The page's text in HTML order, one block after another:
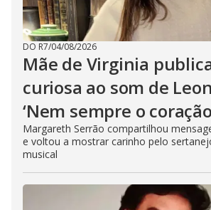
DO R7/04/08/2026
Mãe de Virginia
curiosa ao som de
‘Nem sempre o
Margareth Serrão compartilhou
e voltou a mostrar carinho pelo
musical